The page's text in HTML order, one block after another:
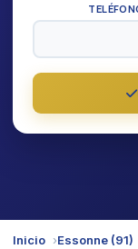
Inicio Essonne (91)